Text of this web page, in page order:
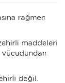
rağmen
maddeleri
vücudundan
değil.